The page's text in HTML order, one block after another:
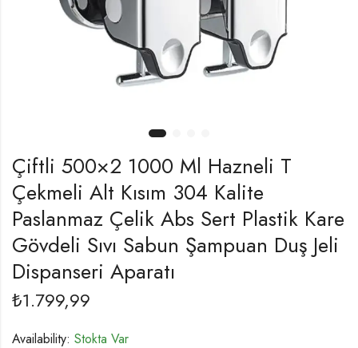
Çiftli 500×2 1000 Ml Hazneli T
Çekmeli Alt Kısım 304 Kalite
Paslanmaz Çelik Abs Sert Plastik Kare
Gövdeli Sıvı Sabun Şampuan Duş Jeli
Dispanseri Aparatı
₺1.799,99
Availability: Stokta Var